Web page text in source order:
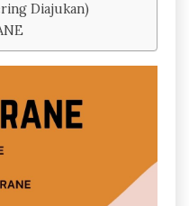
Diajukan)